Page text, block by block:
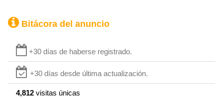
Bitácora del anuncio
+30 días de haberse registrado.
+30 días desde última actualización.
4,812 visitas únicas